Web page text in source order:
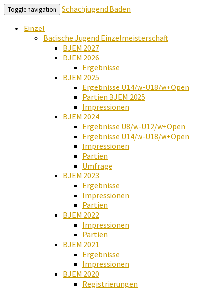
Toggle navigation
Schachjugend Baden
Einzel
Badische Jugend Einzelmeisterschaft
BJEM 2027
BJEM 2026
Ergebnisse
BJEM 2025
Ergebnisse U14/w-U18/w+Open
Partien BJEM 2025
Impressionen
BJEM 2024
Ergebnisse U8/w-U12/w+Open
Ergebnisse U14/w-U18/w+Open
Impressionen
Partien
Umfrage
BJEM 2023
Ergebnisse
Impressionen
Partien
BJEM 2022
Impressionen
Partien
BJEM 2021
Ergebnisse
Impressionen
BJEM 2020
Registrierungen